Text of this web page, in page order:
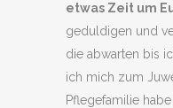
etwas Zeit um
geduldigen und
die abwarten bis
ich mich zum
Pflegefamilie